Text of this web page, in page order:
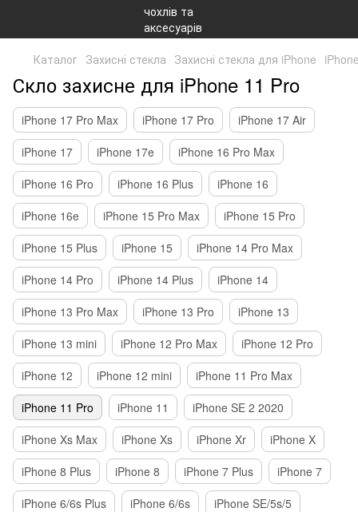
Каталог Захисні стекла Захисні стекла для iPhone
Скло захисне для iPhone 11 Pro
iPhone 17 Pro Max iPhone 17 Pro
iPhone 17 Air
iPhone 17
iPhone 17e
iPhone 16 Pro Max
iPhone 16 Pro
iPhone 16 Plus
iPhone 16
iPhone 16e
iPhone 15 Pro Max
iPhone 15 Pro
iPhone 15 Plus
iPhone 15
iPhone 14 Pro Max
iPhone 14 Pro
iPhone 14 Plus
iPhone 14
iPhone 13 Pro Max
iPhone 13 Pro
iPhone 13
iPhone 13 mini
iPhone 12 Pro Max
iPhone 12 Pro
iPhone 12
iPhone 12 mini
iPhone 11 Pro Max
iPhone 11 Pro
iPhone 11
iPhone SE 2 2020
iPhone Xs Max
iPhone Xs iPhone Xr
iPhone X
iPhone 8 Plus
iPhone 8 iPhone 7 Plus
iPhone 7
iPhone 6/6s Plus
iPhone 6/6s iPhone SE/5s/5